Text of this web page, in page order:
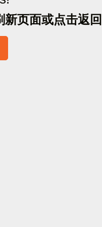
新页面或点击返 回